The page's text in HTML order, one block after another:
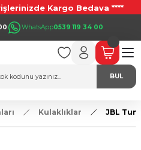
Kargo Bedava ****
WhatsApp0539 119 34 00
BUL
Kulaklıklar JBL